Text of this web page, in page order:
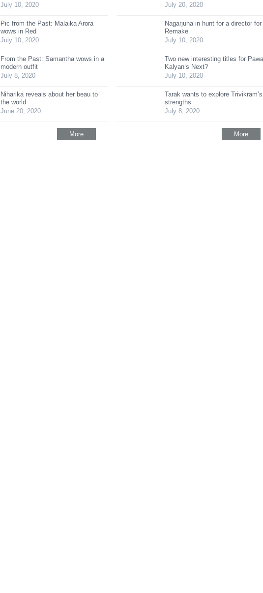
July 10, 2020
Pic from the Past: Malaika Arora
wows in Red
July 10, 2020
From the Past: Samantha wows in a
modern outfit
July 8, 2020
Niharika reveals about her beau to
the world
June 20, 2020
More
July 20, 2020
Nagarjuna in hunt for a director for
Remake
July 10, 2020
Two new interesting titles for
Kalyan’s Next?
July 10, 2020
Tarak wants to explore Trivikram’s
strengths
July 8, 2020
More